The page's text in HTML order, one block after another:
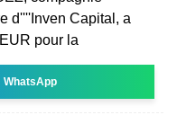
d''''Inven Capital, a
pour la
WhatsApp